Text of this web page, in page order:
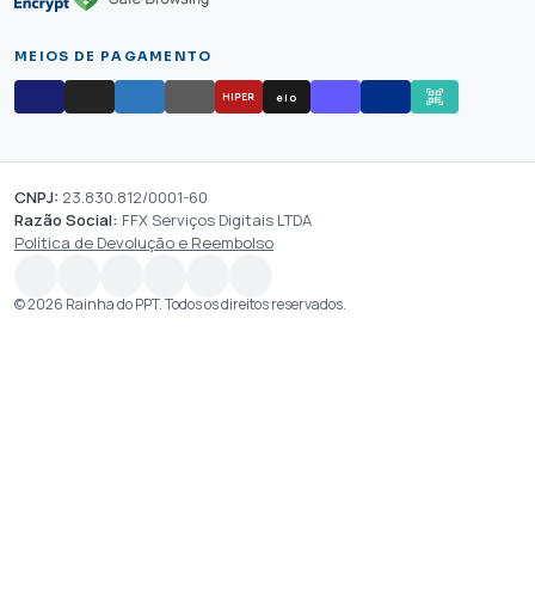
MEIOS DE PAGAMENTO
HIPER elo
CNPJ: 23.830.812/0001-60
Razão Social: FFX Serviços Digitais LTDA
Política de Devolução e Reembolso
© 2026 Rainha do PPT. Todos os direitos reservados.